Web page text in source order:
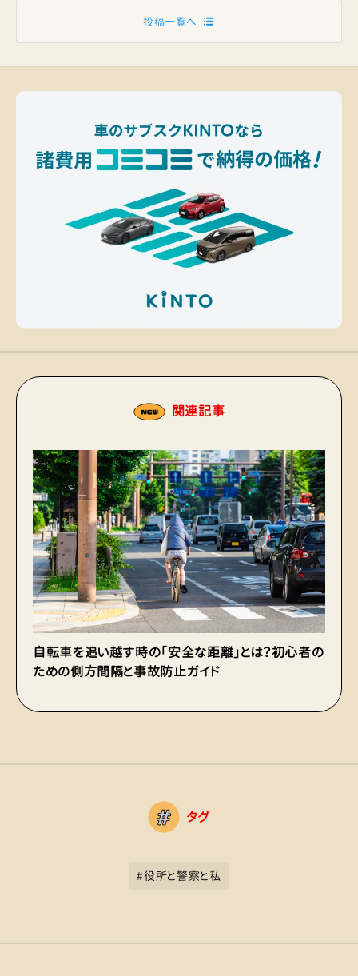
投稿一覧へ
関連記事
自転車を追い越す時の「安全な距離」とは？初心者の
ための側方間隔と事故防止ガイド
タグ
#役所と警察と私